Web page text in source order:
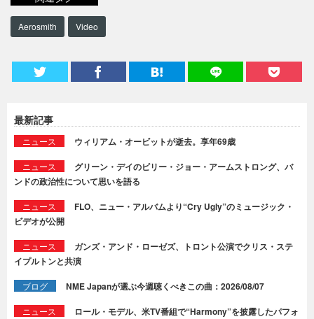
Aerosmith Video
最新記事
ニュース ウィリアム・オービットが逝去。享年69歳
ニュース
グリーン・デイのビリー・ジョー・アームストロング、バ
ンドの政治性について思いを語る
ニュース
FLO、ニュー・アルバムより“Cry Ugly”のミュージック・
ビデオが公開
ニュース
ガンズ・アンド・ローゼズ、トロント公演でクリス・ステ
イプルトンと共演
ブログ NME Japanが選ぶ今週聴くべきこの曲：2026/08/07
ニュース
ロール・モデル、米TV番組で“Harmony”を披露したパフォ